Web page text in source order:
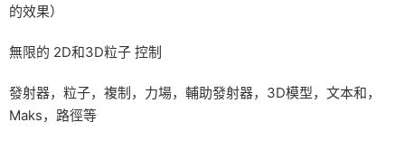
的效果）
無限的 2D和3D粒子 控制
發射器，粒子，複制，力場，輔助發射器，3D模型，文本和，
Maks，路徑等